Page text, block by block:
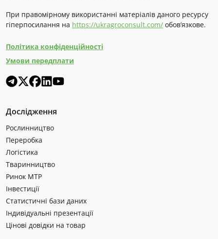
При правомірному використанні матеріалів даного ресурсу
гіперпосилання на https://ukragroconsult.com/ обов’язкове.
Політика конфіденційності
Умови передплати
Дослідження
Рослинництво
Переробка
Логістика
Тваринництво
Ринок МТР
Інвестиції
Статистичні бази даних
Індивідуальні презентації
Цінові довідки на товар